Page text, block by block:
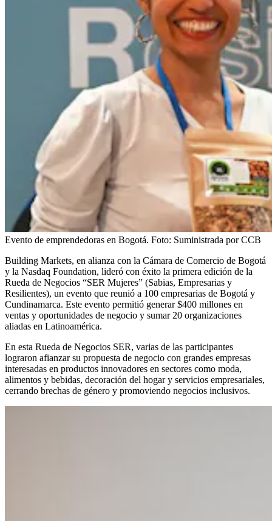
Evento de emprendedoras en Bogotá. Foto: Suministrada por CCB
Building Markets, en alianza con la Cámara de Comercio de Bogotá
y la Nasdaq Foundation, lideró con éxito la primera edición de la
Rueda de Negocios “SER Mujeres” (Sabias, Empresarias y
Resilientes), un evento que reunió a 100 empresarias de Bogotá y
Cundinamarca. Este evento permitió generar $400 millones en
ventas y oportunidades de negocio y sumar 20 organizaciones
aliadas en Latinoamérica.
En esta Rueda de Negocios SER, varias de las participantes
lograron afianzar su propuesta de negocio con grandes empresas
interesadas en productos innovadores en sectores como moda,
alimentos y bebidas, decoración del hogar y servicios empresariales,
cerrando brechas de género y promoviendo negocios inclusivos.